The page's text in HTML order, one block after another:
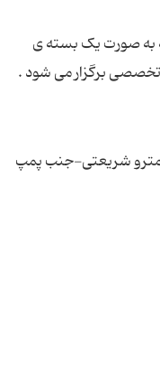
به صورت یک بسته ی
برگزار می شود .
مترو شریعتی-جنب پمپ